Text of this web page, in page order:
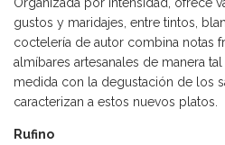
gustos y maridajes, entre tintos,
coctelería de autor combina notas
almíbares artesanales de manera
medida con la degustación de los
caracterizan a estos nuevos platos.
Rufino